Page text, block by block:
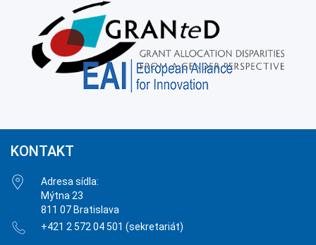
KONTAKT
Adresa sídla:
Mýtna 23
811 07 Bratislava
+421 2 572 04 501 (sekretariát)